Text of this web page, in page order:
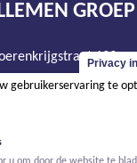
GROEP
133
BE - 2800 Mechelen
Privacy
gebruikerservaring te